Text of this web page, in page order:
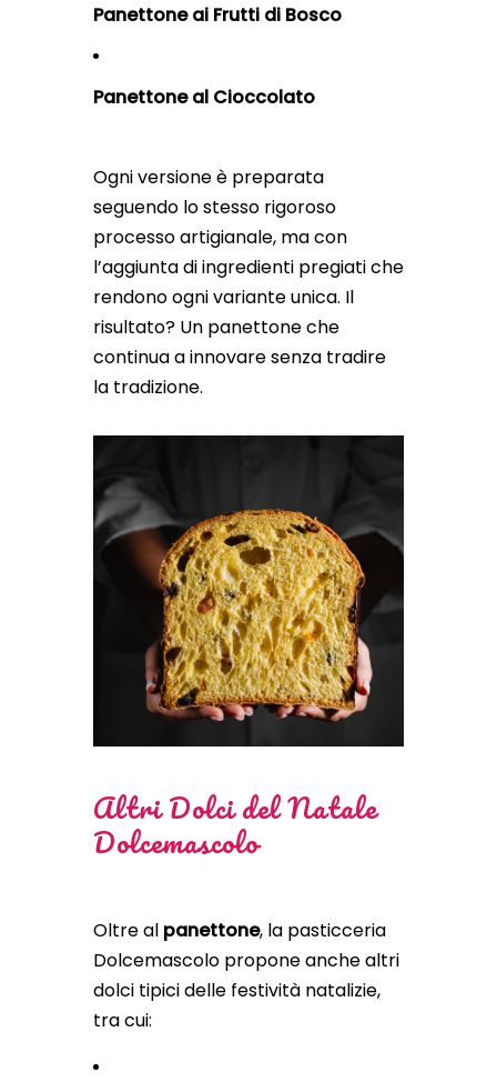
Panettone ai Frutti di Bosco
Panettone al Cioccolato
Ogni versione è preparata
seguendo lo stesso rigoroso
processo artigianale, ma con
l’aggiunta di ingredienti pregiati che
rendono ogni variante unica. Il
risultato? Un panettone che
continua a innovare senza tradire
la tradizione.
Altri Dolci del Natale
Dolcemascolo
Oltre al panettone, la pasticceria
Dolcemascolo propone anche altri
dolci tipici delle festività natalizie,
tra cui: